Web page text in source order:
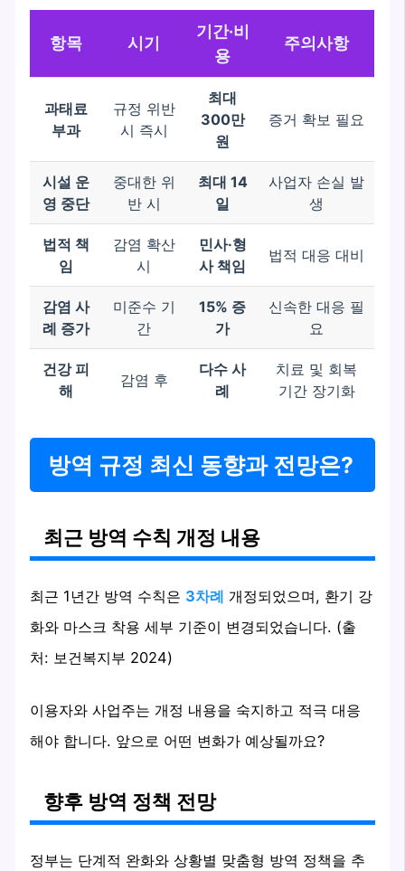
항목 시기
기간·비
용
주의사항
과태료
부과
규정 위반
시 즉시
최대
300만
원
증거 확보 필요
시설 운
영 중단
중대한 위
반 시
최대 14
일
사업자 손실 발
생
법적 책
임
감염 확산
시
민사·형
사 책임
법적 대응 대비
감염 사
례 증가
미준수 기
간
15% 증
가
신속한 대응 필
요
건강 피
해
감염 후
다수 사
례
치료 및 회복
기간 장기화
방역 규정 최신 동향과 전망은?
최근 방역 수칙 개정 내용
최근 1년간 방역 수칙은 3차례 개정되었으며, 환기 강
화와 마스크 착용 세부 기준이 변경되었습니다. (출
처: 보건복지부 2024)
이용자와 사업주는 개정 내용을 숙지하고 적극 대응
해야 합니다. 앞으로 어떤 변화가 예상될까요?
향후 방역 정책 전망
정부는 단계적 완화와 상황별 맞춤형 방역 정책을 추